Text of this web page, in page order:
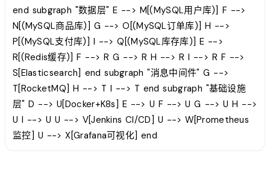
end subgraph "数据层" E --> M[(MySQL用户库)] F -->
N[(MySQL商品库)] G --> O[(MySQL订单库)] H -->
P[(MySQL支付库)] I --> Q[(MySQL库存库)] E -->
R[(Redis缓存)] F --> R G --> R H --> R I --> R F -->
S[Elasticsearch] end subgraph "消息中间件" G -->
T[RocketMQ] H --> T I --> T end subgraph "基础设施
层" D --> U[Docker+K8s] E --> U F --> U G --> U H -->
U I --> U U --> V[Jenkins CI/CD] U --> W[Prometheus
监控] U --> X[Grafana可视化] end